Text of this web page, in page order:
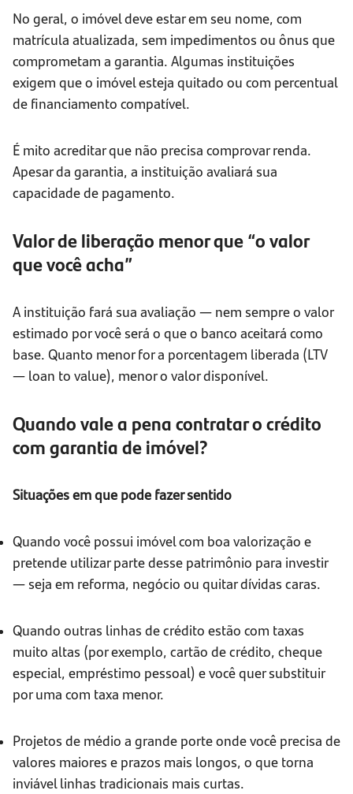
No geral, o imóvel deve estar em seu nome, com
matrícula atualizada, sem impedimentos ou ônus que
comprometam a garantia. Algumas instituições
exigem que o imóvel esteja quitado ou com percentual
de financiamento compatível.
É mito acreditar que não precisa comprovar renda.
Apesar da garantia, a instituição avaliará sua
capacidade de pagamento.
Valor de liberação menor que “o valor
que você acha”
A instituição fará sua avaliação — nem sempre o valor
estimado por você será o que o banco aceitará como
base. Quanto menor for a porcentagem liberada (LTV
— loan to value), menor o valor disponível.
Quando vale a pena contratar o crédito
com garantia de imóvel?
Situações em que pode fazer sentido
Quando você possui imóvel com boa valorização e
pretende utilizar parte desse patrimônio para investir
— seja em reforma, negócio ou quitar dívidas caras.
Quando outras linhas de crédito estão com taxas
muito altas (por exemplo, cartão de crédito, cheque
especial, empréstimo pessoal) e você quer substituir
por uma com taxa menor.
Projetos de médio a grande porte onde você precisa de
valores maiores e prazos mais longos, o que torna
inviável linhas tradicionais mais curtas.